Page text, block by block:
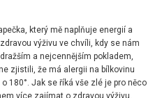
který mě naplňuje energií a
výživu ve chvíli, kdy se nám
a nejcennějším pokladem,
zjistili, že má alergii na bílkovinu
180°. Jak se říká vše zlé je pro něco